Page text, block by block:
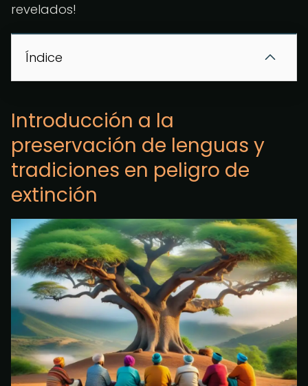
revelados!
Índice
Introducción a la
preservación de lenguas y
tradiciones en peligro de
extinción